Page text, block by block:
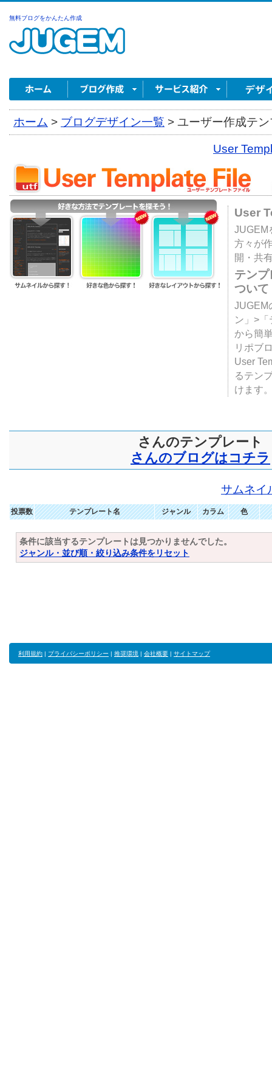
無料ブログをかんたん作成
ホーム > ブログデザイン一覧 > ユーザー作成テ
User
User
JUGEM
方々が
開・共
テン
ついて
JUGEM
ン」>
から簡
リポブ
User
るテン
けます
さんのテンプレート
さんのブログはコチラ
サムネイ
投票数 テンプレート名 ジャンル カラム 色
条件に該当するテンプレートは見つかりませんでした。
ジャンル・並び順・絞り込み条件をリセット
利用規約 | プライバシーポリシー | 推奨環境 | 会社概要 | サイトマップ